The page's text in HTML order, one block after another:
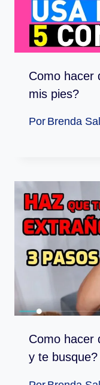
Como hacer
mis pies?
Por Brenda
Como hacer
y te busque?